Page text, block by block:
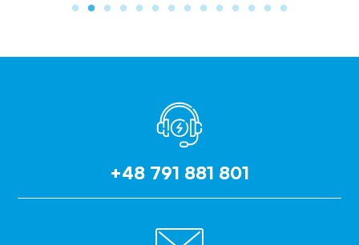
+48 791 881 801